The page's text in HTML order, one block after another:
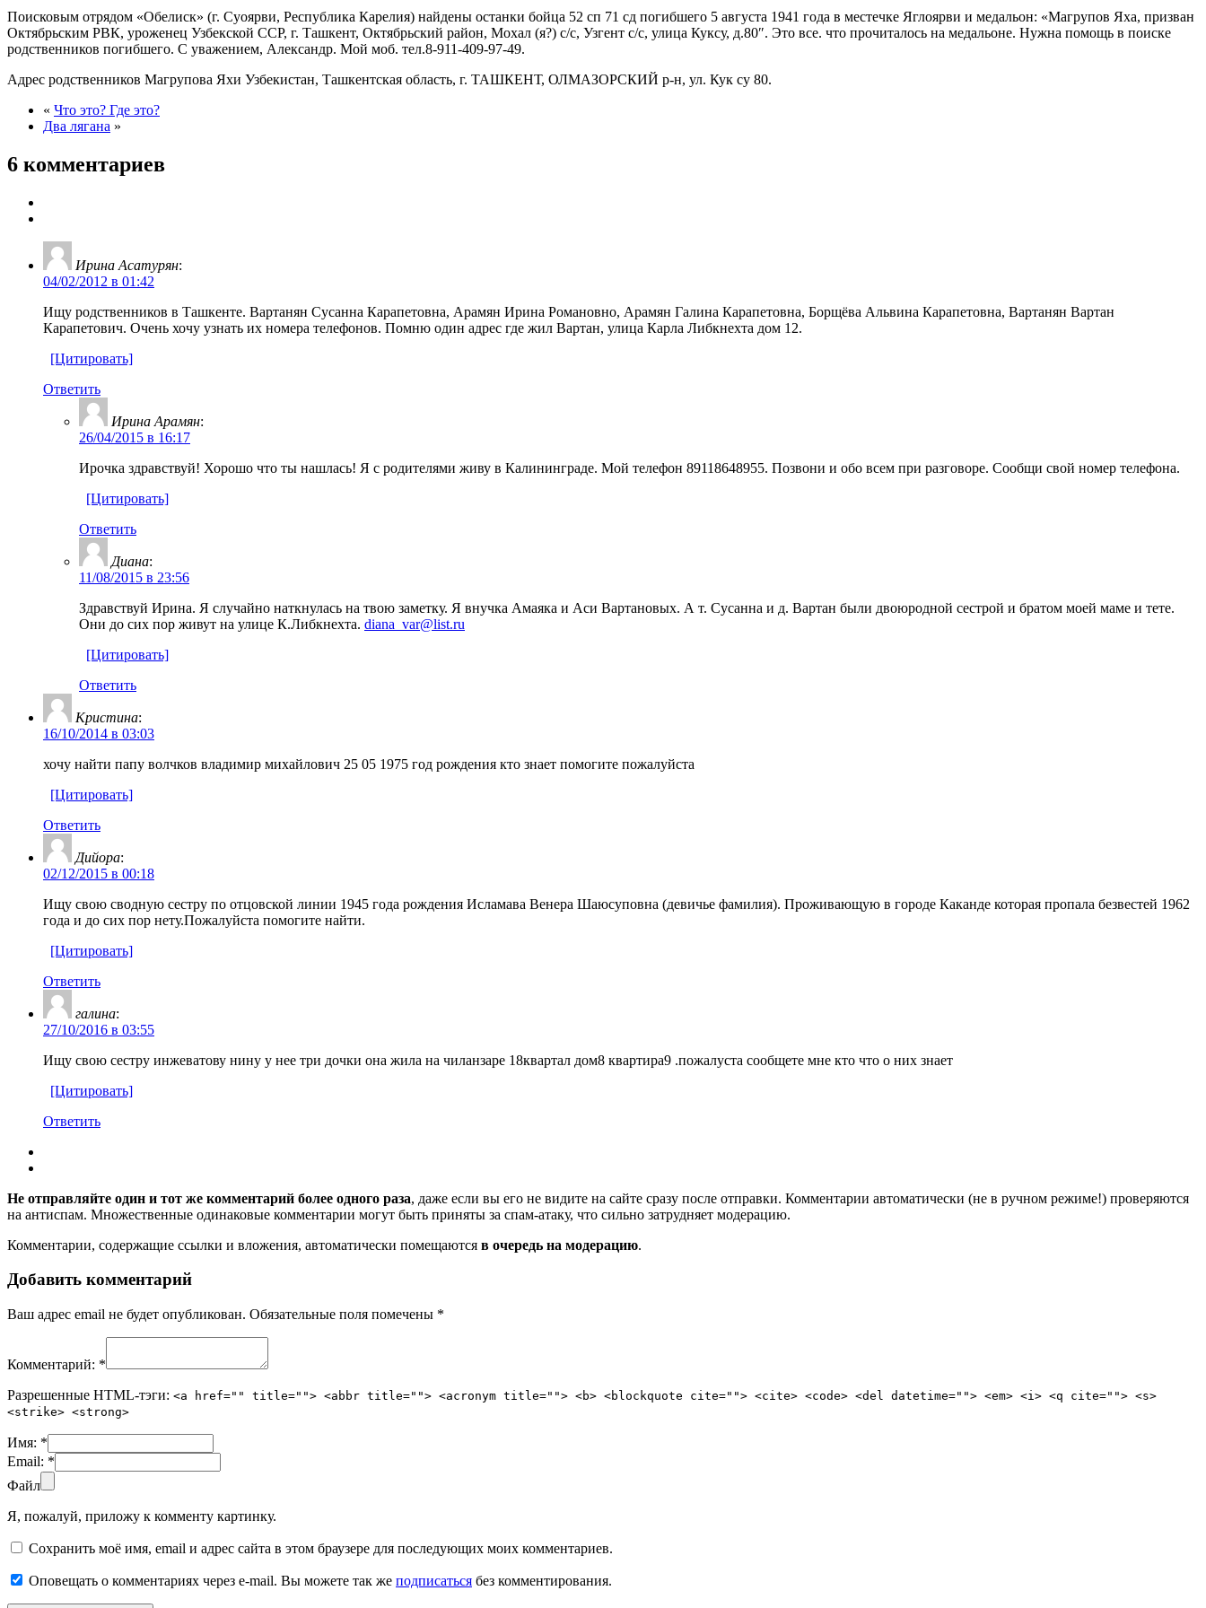
Поисковым отрядом «Обелиск» (г. Суоярви, Республика Карелия) найдены останки бойца 52 сп 71 сд погибшего 5 августа 1941 года в местечке Яглоярви и медальон: «Магрупов Яха, призван
Октябрьским РВК, уроженец Узбекской ССР, г. Ташкент, Октябрьский район, Мохал (я?) с/с, Узгент с/с, улица Куксу, д.80″. Это все. что прочиталось на медальоне. Нужна помощь в поиске
родственников погибшего. С уважением, Александр. Мой моб. тел.8-911-409-97-49.
Адрес родственников Магрупова Яхи Узбекистан, Ташкентская область, г. ТАШКЕНТ, ОЛМАЗОРСКИЙ р-н, ул. Кук су 80.
« Что это? Где это?
Два лягана »
6 комментариев
Ирина Асатурян:
04/02/2012 в 01:42
Ищу родственников в Ташкенте. Вартанян Сусанна Карапетовна, Арамян Ирина Романовно, Арамян Галина Карапетовна, Борщёва Альвина Карапетовна, Вартанян Вартан
Карапетович. Очень хочу узнать их номера телефонов. Помню один адрес где жил Вартан, улица Карла Либкнехта дом 12.
[Цитировать]
Ответить
Ирина Арамян:
26/04/2015 в 16:17
Ирочка здравствуй! Хорошо что ты нашлась! Я с родителями живу в Калининграде. Мой телефон 89118648955. Позвони и обо всем при разговоре. Сообщи свой номер телефона.
[Цитировать]
Ответить
Диана:
11/08/2015 в 23:56
Здравствуй Ирина. Я случайно наткнулась на твою заметку. Я внучка Амаяка и Аси Вартановых. А т. Сусанна и д. Вартан были двоюродной сестрой и братом моей маме и тете.
Они до сих пор живут на улице К.Либкнехта. diana_var@list.ru
[Цитировать]
Ответить
Кристина:
16/10/2014 в 03:03
хочу найти папу волчков владимир михайлович 25 05 1975 год рождения кто знает помогите пожалуйста
[Цитировать]
Ответить
Дийора:
02/12/2015 в 00:18
Ищу свою сводную сестру по отцовской линии 1945 года рождения Исламава Венера Шаюсуповна (девичье фамилия). Проживающую в городе Каканде которая пропала безвестей 1962
года и до сих пор нету.Пожалуйста помогите найти.
[Цитировать]
Ответить
галина:
27/10/2016 в 03:55
Ищу свою сестру инжеватову нину у нее три дочки она жила на чиланзаре 18квартал дом8 квартира9 .пожалуста сообщете мне кто что о них знает
[Цитировать]
Ответить
Не отправляйте один и тот же комментарий более одного раза, даже если вы его не видите на сайте сразу после отправки. Комментарии автоматически (не в ручном режиме!) проверяются
на антиспам. Множественные одинаковые комментарии могут быть приняты за спам-атаку, что сильно затрудняет модерацию.
Комментарии, содержащие ссылки и вложения, автоматически помещаются в очередь на модерацию.
Добавить комментарий
Ваш адрес email не будет опубликован. Обязательные поля помечены *
Комментарий: *
Разрешенные HTML-тэги: <a href="" title=""> <abbr title=""> <acronym title=""> <b> <blockquote cite=""> <cite> <code> <del datetime=""> <em> <i> <q cite=""> <s>
<strike> <strong>
Имя: *
Email: *
Файл
Я, пожалуй, приложу к комменту картинку.
Сохранить моё имя, email и адрес сайта в этом браузере для последующих моих комментариев.
Оповещать о комментариях через e-mail. Вы можете так же подписаться без комментирования.